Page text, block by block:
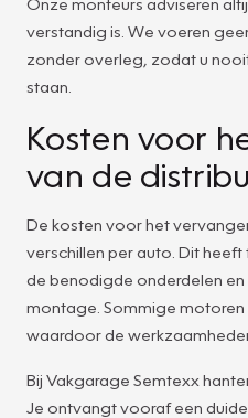
verstandig is. We voeren
zonder overleg, zodat u
staan.
Kosten voor
van de
De kosten voor het
verschillen per auto. Dit
de benodigde onderdelen
montage. Sommige
waardoor de
Bij Vakgarage Semtexx
Je ontvangt vooraf een